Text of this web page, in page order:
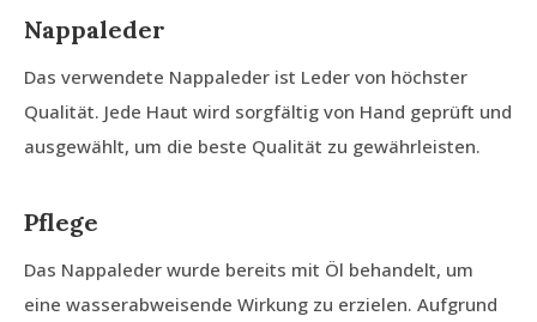
Nappaleder
Das verwendete Nappaleder ist Leder von höchster
Qualität. Jede Haut wird sorgfältig von Hand geprüft und
ausgewählt, um die beste Qualität zu gewährleisten.
Pflege
Das Nappaleder wurde bereits mit Öl behandelt, um
eine wasserabweisende Wirkung zu erzielen. Aufgrund